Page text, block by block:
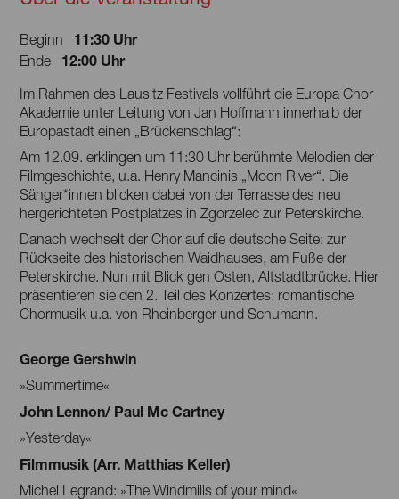
Beginn 11:30 Uhr
Ende 12:00 Uhr
Im Rahmen des Lausitz Festivals vollführt die Europa Chor
Akademie unter Leitung von Jan Hoffmann innerhalb der
Europastadt einen „Brückenschlag“:
Am 12.09. erklingen um 11:30 Uhr berühmte Melodien der
Filmgeschichte, u.a. Henry Mancinis „Moon River“. Die
Sänger*innen blicken dabei von der Terrasse des neu
hergerichteten Postplatzes in Zgorzelec zur Peterskirche.
Danach wechselt der Chor auf die deutsche Seite: zur
Rückseite des historischen Waidhauses, am Fuße der
Peterskirche. Nun mit Blick gen Osten, Altstadtbrücke. Hier
präsentieren sie den 2. Teil des Konzertes: romantische
Chormusik u.a. von Rheinberger und Schumann.
George Gershwin
»Summertime«
John Lennon/ Paul Mc Cartney
»Yesterday«
Filmmusik (Arr. Matthias Keller)
Michel Legrand: »The Windmills of your mind«